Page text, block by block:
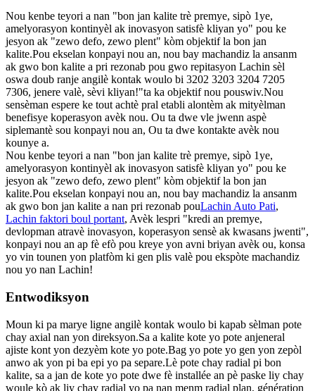
Nou kenbe teyori a nan "bon jan kalite trè premye, sipò 1ye,
amelyorasyon kontinyèl ak inovasyon satisfè kliyan yo" pou ke
jesyon ak "zewo defo, zewo plent" kòm objektif la bon jan
kalite.Pou ekselan konpayi nou an, nou bay machandiz la ansanm
ak gwo bon kalite a pri rezonab pou gwo repitasyon Lachin sèl
oswa doub ranje angilè kontak woulo bi 3202 3203 3204 7205
7306, jenere valè, sèvi kliyan!"ta ka objektif nou pouswiv.Nou
sensèman espere ke tout achtè pral etabli alontèm ak mityèlman
benefisye koperasyon avèk nou. Ou ta dwe vle jwenn aspè
siplemantè sou konpayi nou an, Ou ta dwe kontakte avèk nou
kounye a.
Nou kenbe teyori a nan "bon jan kalite trè premye, sipò 1ye,
amelyorasyon kontinyèl ak inovasyon satisfè kliyan yo" pou ke
jesyon ak "zewo defo, zewo plent" kòm objektif la bon jan
kalite.Pou ekselan konpayi nou an, nou bay machandiz la ansanm
ak gwo bon jan kalite a nan pri rezonab pouLachin Auto Pati,
Lachin faktori boul portant, Avèk lespri "kredi an premye,
devlopman atravè inovasyon, koperasyon sensè ak kwasans jwenti",
konpayi nou an ap fè efò pou kreye yon avni briyan avèk ou, konsa
yo vin tounen yon platfòm ki gen plis valè pou ekspòte machandiz
nou yo nan Lachin!
Entwodiksyon
Moun ki pa marye ligne angilè kontak woulo bi kapab sèlman pote
chay axial nan yon direksyon.Sa a kalite kote yo pote anjeneral
ajiste kont yon dezyèm kote yo pote.Bag yo pote yo gen yon zepòl
anwo ak yon pi ba epi yo pa separe.Lè pote chay radial pi bon
kalite, sa a jan de kote yo pote dwe fè installée an pè paske liy chay
woule kò ak liy chay radial yo pa nan menm radial plan, génération